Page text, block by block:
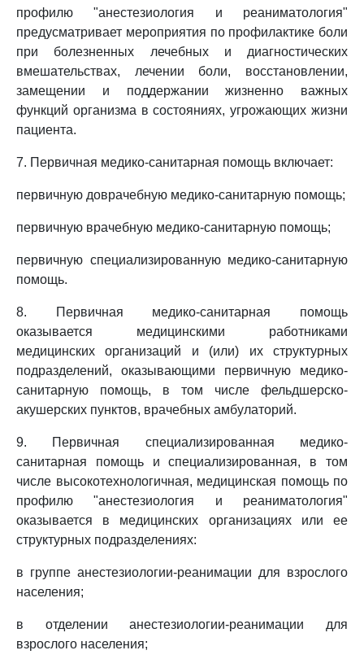
профилю "анестезиология и реаниматология"
предусматривает мероприятия по профилактике боли
при болезненных лечебных и диагностических
вмешательствах, лечении боли, восстановлении,
замещении и поддержании жизненно важных
функций организма в состояниях, угрожающих жизни
пациента.
7. Первичная медико-санитарная помощь включает:
первичную доврачебную медико-санитарную помощь;
первичную врачебную медико-санитарную помощь;
первичную специализированную медико-санитарную
помощь.
8. Первичная медико-санитарная помощь
оказывается медицинскими работниками
медицинских организаций и (или) их структурных
подразделений, оказывающими первичную медико-
санитарную помощь, в том числе фельдшерско-
акушерских пунктов, врачебных амбулаторий.
9. Первичная специализированная медико-
санитарная помощь и специализированная, в том
числе высокотехнологичная, медицинская помощь по
профилю "анестезиология и реаниматология"
оказывается в медицинских организациях или ее
структурных подразделениях:
в группе анестезиологии-реанимации для взрослого
населения;
в отделении анестезиологии-реанимации для
взрослого населения;